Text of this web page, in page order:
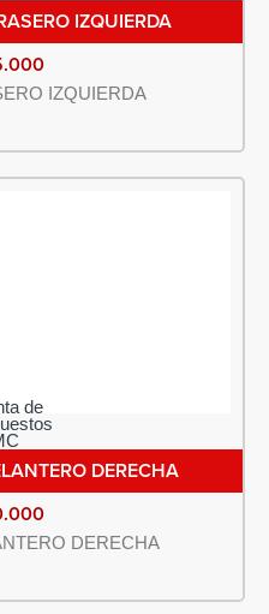
IZQUIERDA
IZQUIERDA
DERECHA
DERECHA